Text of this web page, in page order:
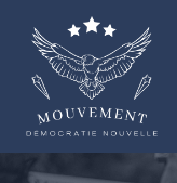
contenu